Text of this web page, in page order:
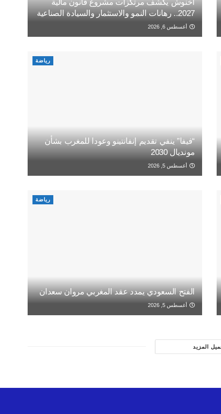
أخنوش يكشف مرتكزات مشروع قانون مالية
2027.. رهانات النمو والاستثمار والسيادة الصناعية
أغسطس 6, 2026
رياضة
“فيفا” ينفي تقديم إنفانتينو وعودا للمغرب بشأن
مونديال 2030
أغسطس 5, 2026
رياضة
الفتح السعودي يمدد عقد المغربي مروان سعدان
أغسطس 5, 2026
المزيد